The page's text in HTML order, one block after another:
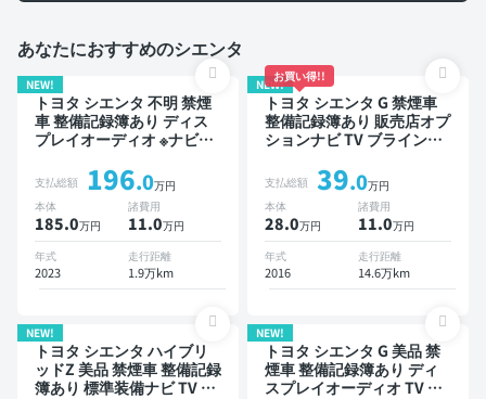
あなたにおすすめのシエンタ
NEW!
トヨタ シエンタ 不明 禁煙
車 整備記録簿あり ディス
プレイオーディオ ※ナビキ
ポットモニター オートクル
ーズ スマートキー ETC バ
ックモニター ドライブレコ
ーダー 衝突軽減 両側電動
スライドドア
支払総額 196.0万円
本体
185.0万円
諸費用
11.0万円
年式
2023
走行距離
1.9万km
NEW!
お買い得!!
トヨタ シエンタ G 禁煙車
整備記録簿あり 販売店オプ
ションナビ TV ブラインド
ト スマートキー バックモ
ニター ドライブレコーダー
衝突軽減 両側電動スライド
ドア 7人乗り
支払総額 39.0万円
本体
28.0万円
諸費用
11.0万円
年式
2016
走行距離
14.6万km
NEW!
トヨタ シエンタ ハイブリ
ッドZ 美品 禁煙車 整備記録
簿あり 標準装備ナビ TV ブ
NEW!
トヨタ シエンタ G 美品 禁
煙車 整備記録簿あり ディ
スプレイオーディオ TV ブ